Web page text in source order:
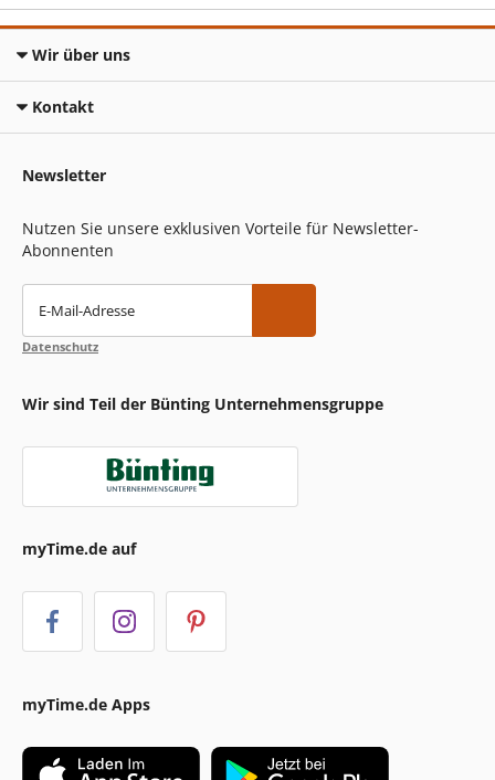
Wir über uns
Kontakt
Newsletter
Nutzen Sie unsere exklusiven Vorteile für Newsletter-
Abonnenten
E-Mail-Adresse
Datenschutz
Wir sind Teil der Bünting Unternehmensgruppe
myTime.de auf
myTime.de Apps